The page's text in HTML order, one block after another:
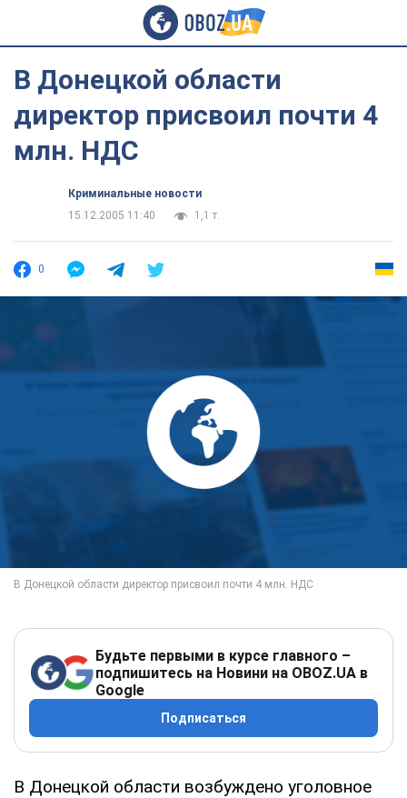
В Донецкой области
директор присвоил почти 4
млн. НДС
Криминальные новости
15.12.2005 11:40
1,1 т.
0
Будьте первыми в курсе главного –
подпишитесь на Новини на OBOZ.UA в
Google
Подписаться
В Донецкой области возбуждено уголовное